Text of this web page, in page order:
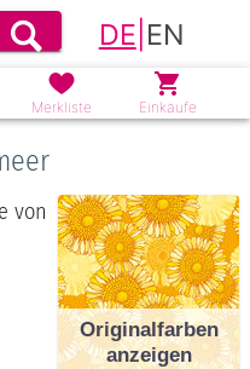
DE EN
Merkliste Einkäufe
von
Originalfarben
anzeigen